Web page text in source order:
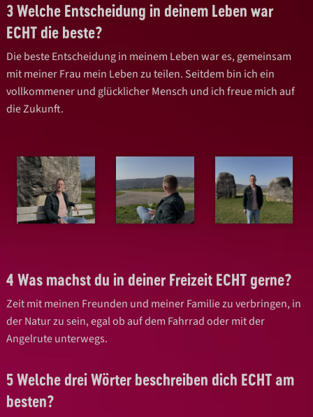
3 Welche Entscheidung in deinem Leben war
ECHT die beste?
Die beste Entscheidung in meinem Leben war es, gemeinsam
mit meiner Frau mein Leben zu teilen. Seitdem bin ich ein
vollkommener und glücklicher Mensch und ich freue mich auf
die Zukunft.
4 Was machst du in deiner Freizeit ECHT gerne?
Zeit mit meinen Freunden und meiner Familie zu verbringen, in
der Natur zu sein, egal ob auf dem Fahrrad oder mit der
Angelrute unterwegs.
5 Welche drei Wörter beschreiben dich ECHT am
besten?